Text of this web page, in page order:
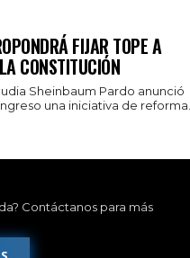
FIJAR TOPE A
CONSTITUCIÓN
Sheinbaum Pardo anunció
una iniciativa de reforma...
Contáctanos para más